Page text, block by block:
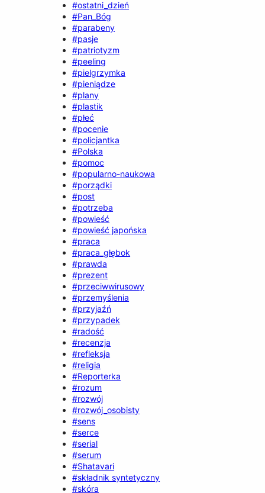
#ostatni_dzień
#Pan_Bóg
#parabeny
#pasje
#patriotyzm
#peeling
#pielgrzymka
#pieniądze
#plany
#plastik
#płeć
#pocenie
#policjantka
#Polska
#pomoc
#popularno-naukowa
#porządki
#post
#potrzeba
#powieść
#powieść japońska
#praca
#praca_głębok
#prawda
#prezent
#przeciwwirusowy
#przemyślenia
#przyjaźń
#przypadek
#radość
#recenzja
#refleksja
#religia
#Reporterka
#rozum
#rozwój
#rozwój_osobisty
#sens
#serce
#serial
#serum
#Shatavari
#składnik syntetyczny
#skóra